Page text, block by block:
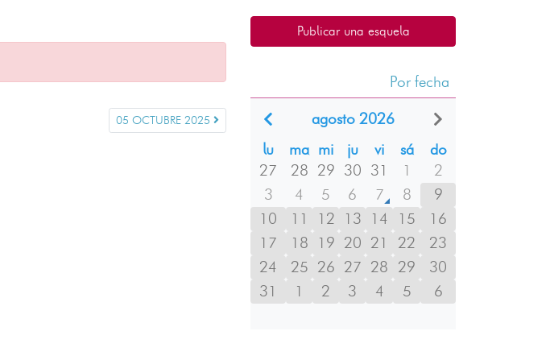
05 OCTUBRE 2025
Publicar una esquela
Por fecha
agosto 2026
lu
ma mi ju vi sá
do
27
28 29 30 31 1
2
3
4 5 6 7 8
9
10
11 12 13 14 15
16
17
18 19 20 21 22
23
24
25 26 27 28 29
30
31
1 2 3 4 5 6